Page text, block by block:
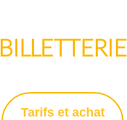
BILLETTERIE
Tarifs et achat